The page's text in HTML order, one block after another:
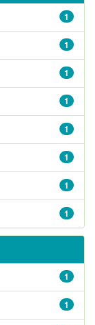
1
1
1
1
1
1
1
1
1
1